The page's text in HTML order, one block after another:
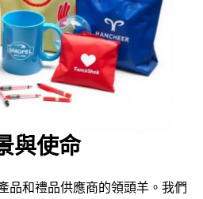
與使命
品和禮品供應商的領頭羊。我們